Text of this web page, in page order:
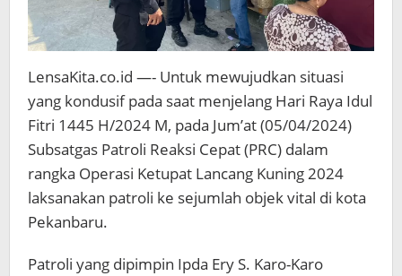
LensaKita.co.id —- Untuk mewujudkan situasi
yang kondusif pada saat menjelang Hari Raya Idul
Fitri 1445 H/2024 M, pada Jum’at (05/04/2024)
Subsatgas Patroli Reaksi Cepat (PRC) dalam
rangka Operasi Ketupat Lancang Kuning 2024
laksanakan patroli ke sejumlah objek vital di kota
Pekanbaru.
Patroli yang dipimpin Ipda Ery S. Karo-Karo